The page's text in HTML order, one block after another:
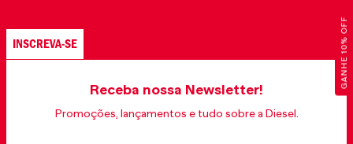
GANHE 10% OFF
INSCREVA-SE
Receba nossa Newsletter!
Promoções, lançamentos e tudo sobre a Diesel.